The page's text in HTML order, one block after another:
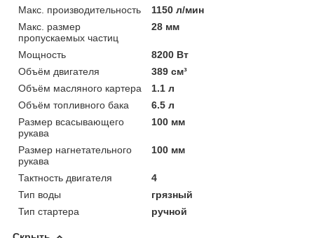
Макс. производительность
1150 л/мин
Макс. размер
пропускаемых частиц
28 мм
Мощность
8200 Вт
Объём двигателя
389 см³
Объём масляного картера
1.1 л
Объём топливного бака
6.5 л
Размер всасывающего
рукава
100 мм
Размер нагнетательного
рукава
100 мм
Тактность двигателя
4
Тип воды
грязный
Тип стартера
ручной